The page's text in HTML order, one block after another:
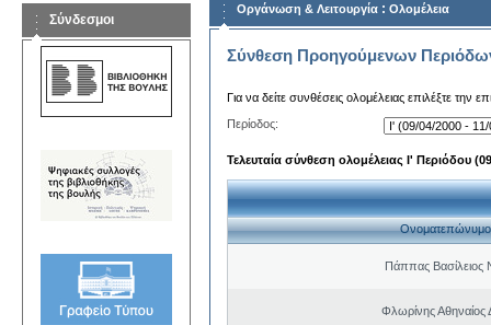
Σύνδεσμοι
Οργάνωση & Λειτουργία : Ολομέλεια
Σύνθεση Προηγούμενων
Για να δείτε συνθέσεις ολομέλειας επιλέξτε την
Περίοδος:
Τελευταία σύνθεση ολομέλειας Ι' Περιόδου
Ονοματεπώνυμο
Πάππας Βασίλειος
Φλωρίνης Αθηναίος